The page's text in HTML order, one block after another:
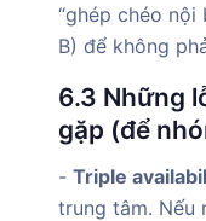
“ghép chéo
B) để không
6.3 Những
gặp (để
- Triple
trung tâm. Nếu